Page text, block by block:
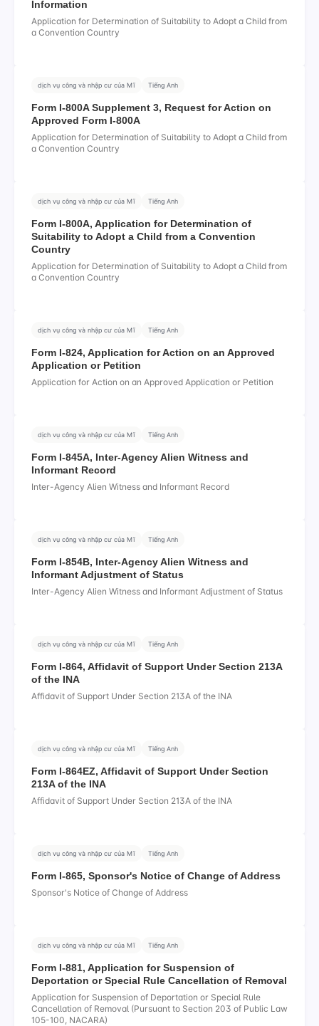
Information
Application for Determination of Suitability to Adopt a Child from
a Convention Country
dịch vụ công và nhập cư của Mĩ Tiếng Anh
Form I-800A Supplement 3, Request for Action on
Approved Form I-800A
Application for Determination of Suitability to Adopt a Child from
a Convention Country
dịch vụ công và nhập cư của Mĩ Tiếng Anh
Form I-800A, Application for Determination of
Suitability to Adopt a Child from a Convention
Country
Application for Determination of Suitability to Adopt a Child from
a Convention Country
dịch vụ công và nhập cư của Mĩ Tiếng Anh
Form I-824, Application for Action on an Approved
Application or Petition
Application for Action on an Approved Application or Petition
dịch vụ công và nhập cư của Mĩ Tiếng Anh
Form I-845A, Inter-Agency Alien Witness and
Informant Record
Inter-Agency Alien Witness and Informant Record
dịch vụ công và nhập cư của Mĩ Tiếng Anh
Form I-854B, Inter-Agency Alien Witness and
Informant Adjustment of Status
Inter-Agency Alien Witness and Informant Adjustment of Status
dịch vụ công và nhập cư của Mĩ Tiếng Anh
Form I-864, Affidavit of Support Under Section 213A
of the INA
Affidavit of Support Under Section 213A of the INA
dịch vụ công và nhập cư của Mĩ Tiếng Anh
Form I-864EZ, Affidavit of Support Under Section
213A of the INA
Affidavit of Support Under Section 213A of the INA
dịch vụ công và nhập cư của Mĩ Tiếng Anh
Form I-865, Sponsor's Notice of Change of Address
Sponsor's Notice of Change of Address
dịch vụ công và nhập cư của Mĩ Tiếng Anh
Form I-881, Application for Suspension of
Deportation or Special Rule Cancellation of Removal
Application for Suspension of Deportation or Special Rule
Cancellation of Removal (Pursuant to Section 203 of Public Law
105-100, NACARA)